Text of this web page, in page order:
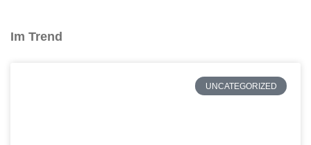
Im Trend
UNCATEGORIZED